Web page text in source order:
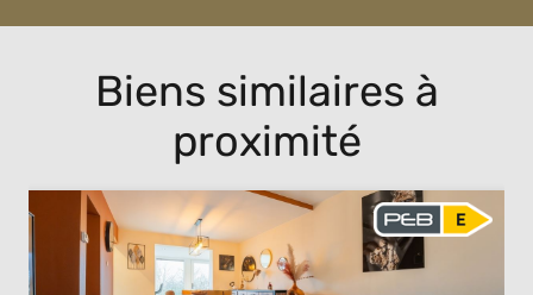
Biens similaires à
proximité